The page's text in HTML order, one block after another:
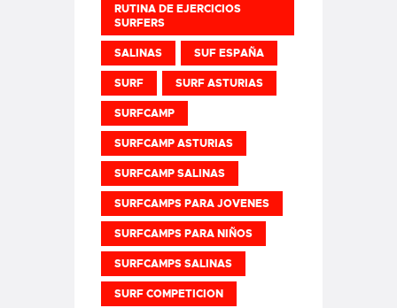
RUTINA DE EJERCICIOS
SURFERS
SALINAS SUF ESPAÑA
SURF SURF ASTURIAS
SURFCAMP
SURFCAMP ASTURIAS
SURFCAMP SALINAS
SURFCAMPS PARA JOVENES
SURFCAMPS PARA NIÑOS
SURFCAMPS SALINAS
SURF COMPETICION